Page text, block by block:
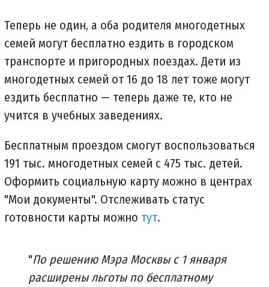
Теперь не один, а оба родителя многодетных
семей могут бесплатно ездить в городском
транспорте и пригородных поездах. Дети из
многодетных семей от 16 до 18 лет тоже могут
ездить бесплатно — теперь даже те, кто не
учится в учебных заведениях.
Бесплатным проездом смогут воспользоваться
191 тыс. многодетных семей с 475 тыс. детей.
Оформить социальную карту можно в центрах
"Мои документы". Отслеживать статус
готовности карты можно тут.
"По решению Мэра Москвы с 1 января
расширены льготы по бесплатному